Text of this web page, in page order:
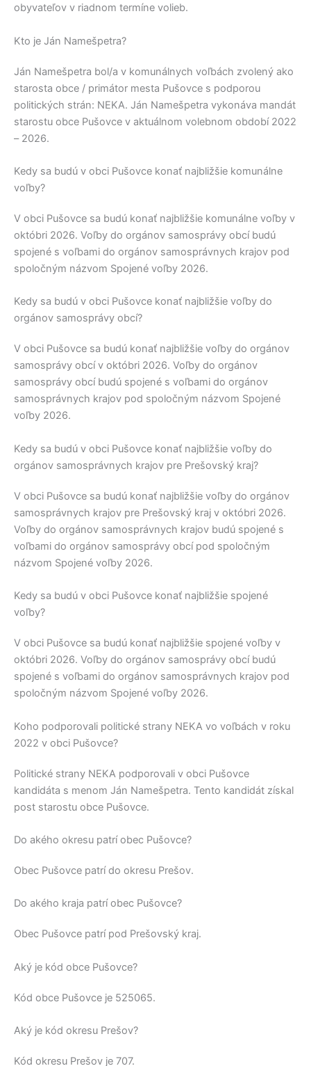
obyvateľov v riadnom termíne volieb.
Kto je Ján Namešpetra?
Ján Namešpetra bol/a v komunálnych voľbách zvolený ako
starosta obce / primátor mesta Pušovce s podporou
politických strán: NEKA. Ján Namešpetra vykonáva mandát
starostu obce Pušovce v aktuálnom volebnom období 2022
– 2026.
Kedy sa budú v obci Pušovce konať najbližšie komunálne
voľby?
V obci Pušovce sa budú konať najbližšie komunálne voľby v
októbri 2026. Voľby do orgánov samosprávy obcí budú
spojené s voľbami do orgánov samosprávnych krajov pod
spoločným názvom Spojené voľby 2026.
Kedy sa budú v obci Pušovce konať najbližšie voľby do
orgánov samosprávy obcí?
V obci Pušovce sa budú konať najbližšie voľby do orgánov
samosprávy obcí v októbri 2026. Voľby do orgánov
samosprávy obcí budú spojené s voľbami do orgánov
samosprávnych krajov pod spoločným názvom Spojené
voľby 2026.
Kedy sa budú v obci Pušovce konať najbližšie voľby do
orgánov samosprávnych krajov pre Prešovský kraj?
V obci Pušovce sa budú konať najbližšie voľby do orgánov
samosprávnych krajov pre Prešovský kraj v októbri 2026.
Voľby do orgánov samosprávnych krajov budú spojené s
voľbami do orgánov samosprávy obcí pod spoločným
názvom Spojené voľby 2026.
Kedy sa budú v obci Pušovce konať najbližšie spojené
voľby?
V obci Pušovce sa budú konať najbližšie spojené voľby v
októbri 2026. Voľby do orgánov samosprávy obcí budú
spojené s voľbami do orgánov samosprávnych krajov pod
spoločným názvom Spojené voľby 2026.
Koho podporovali politické strany NEKA vo voľbách v roku
2022 v obci Pušovce?
Politické strany NEKA podporovali v obci Pušovce
kandidáta s menom Ján Namešpetra. Tento kandidát získal
post starostu obce Pušovce.
Do akého okresu patrí obec Pušovce?
Obec Pušovce patrí do okresu Prešov.
Do akého kraja patrí obec Pušovce?
Obec Pušovce patrí pod Prešovský kraj.
Aký je kód obce Pušovce?
Kód obce Pušovce je 525065.
Aký je kód okresu Prešov?
Kód okresu Prešov je 707.